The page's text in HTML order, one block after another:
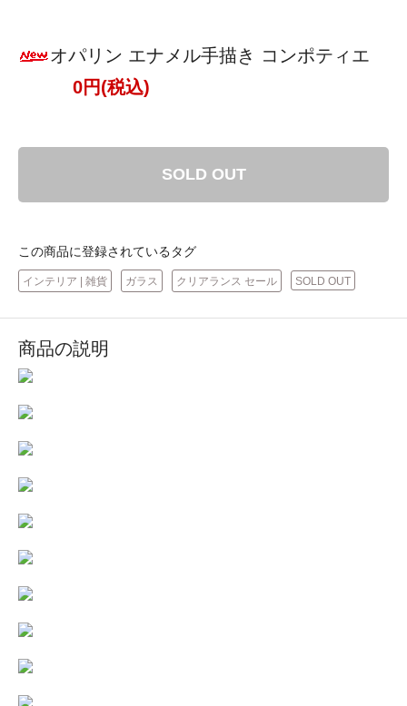
オパリン エナメル手描き コンポティエ
0円(税込)
SOLD OUT
この商品に登録されているタグ
インテリア | 雑貨 ガラス クリアランス セール SOLD OUT
商品の説明